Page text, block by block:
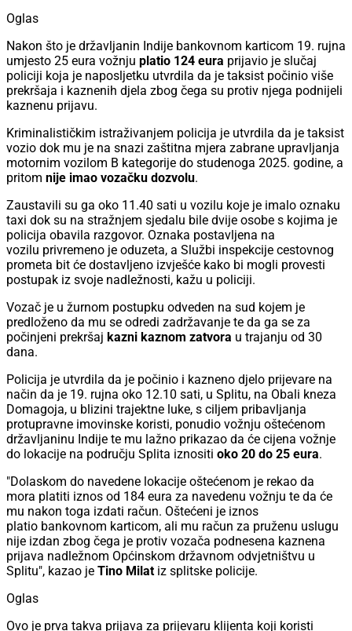
Oglas
Nakon što je državljanin Indije bankovnom karticom 19. rujna
umjesto 25 eura vožnju platio 124 eura prijavio je slučaj
policiji koja je naposljetku utvrdila da je taksist počinio više
prekršaja i kaznenih djela zbog čega su protiv njega podnijeli
kaznenu prijavu.
Kriminalističkim istraživanjem policija je utvrdila da je taksist
vozio dok mu je na snazi zaštitna mjera zabrane upravljanja
motornim vozilom B kategorije do studenoga 2025. godine, a
pritom nije imao vozačku dozvolu.
Zaustavili su ga oko 11.40 sati u vozilu koje je imalo oznaku
taxi dok su na stražnjem sjedalu bile dvije osobe s kojima je
policija obavila razgovor. Oznaka postavljena na
vozilu privremeno je oduzeta, a Službi inspekcije cestovnog
prometa bit će dostavljeno izvješće kako bi mogli provesti
postupak iz svoje nadležnosti, kažu u policiji.
Vozač je u žurnom postupku odveden na sud kojem je
predloženo da mu se odredi zadržavanje te da ga se za
počinjeni prekršaj kazni kaznom zatvora u trajanju od 30
dana.
Policija je utvrdila da je počinio i kazneno djelo prijevare na
način da je 19. rujna oko 12.10 sati, u Splitu, na Obali kneza
Domagoja, u blizini trajektne luke, s ciljem pribavljanja
protupravne imovinske koristi, ponudio vožnju oštećenom
državljaninu Indije te mu lažno prikazao da će cijena vožnje
do lokacije na području Splita iznositi oko 20 do 25 eura.
"Dolaskom do navedene lokacije oštećenom je rekao da
mora platiti iznos od 184 eura za navedenu vožnju te da će
mu nakon toga izdati račun. Oštećeni je iznos
platio bankovnom karticom, ali mu račun za pruženu uslugu
nije izdan zbog čega je protiv vozača podnesena kaznena
prijava nadležnom Općinskom državnom odvjetništvu u
Splitu", kazao je Tino Milat iz splitske policije.
Oglas
Ovo je prva takva prijava za prijevaru klijenta koji koristi